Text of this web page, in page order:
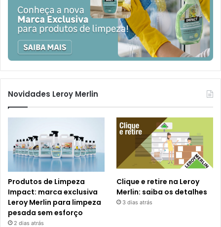
Novidades Leroy Merlin
Produtos de Limpeza
Impact: marca exclusiva
Leroy Merlin para limpeza
pesada sem esforço
2 dias atrás
Clique e retire na Leroy
Merlin: saiba os detalhes
3 dias atrás